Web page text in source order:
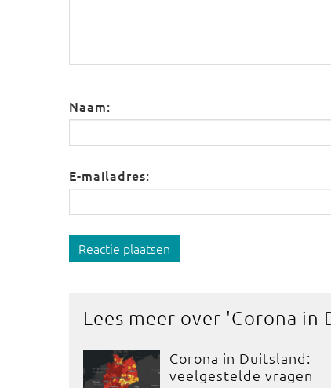
Naam:
E-mailadres:
Reactie plaatsen
Lees meer over 'Corona in
Corona in Duitsland:
veelgestelde vragen